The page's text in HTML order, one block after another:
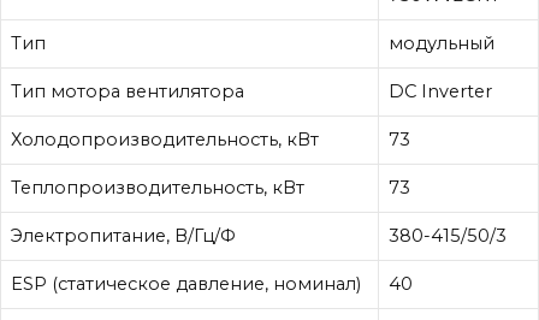
Тип модульный
Тип мотора вентилятора DC Inverter
Холодопроизводительность, кВт 73
Теплопроизводительность, кВт 73
Электропитание, В/Гц/Ф 380-415/50/3
ESP (статическое давление, номинал) 40